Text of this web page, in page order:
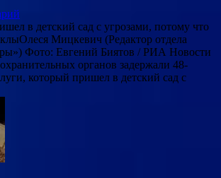
в детский сад с угрозами, потому что
Мицкевич (Редактор отдела
Фото: Евгений Биятов / РИА Новости
органов задержали 48-
который пришел в детский сад с